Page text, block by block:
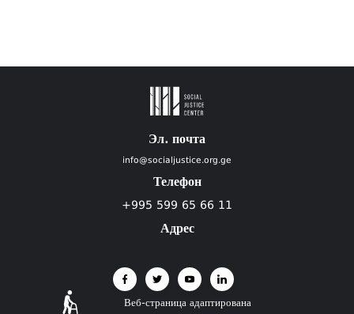
Эл. почта
info@socialjustice.org.ge
Телефон
+995 599 65 66 11
Адрес
Веб-страница адаптирована